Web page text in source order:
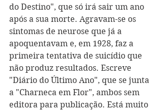
do Destino", que só irá sair um ano
após a sua morte. Agravam-se os
sintomas de neurose que já a
apoquentavam e, em 1928, faz a
primeira tentativa de suicídio que
não produz resultados. Escreve
"Diário do Último Ano", que se junta
a "Charneca em Flor", ambos sem
editora para publicação. Está muito